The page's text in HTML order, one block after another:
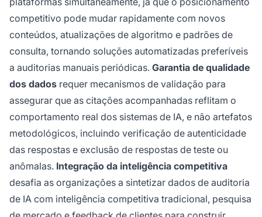
competitivo pode mudar rapidamente com novos
conteúdos, atualizações de algoritmo e padrões de
consulta, tornando soluções automatizadas preferíveis
a auditorias manuais periódicas. Garantia de qualidade
dos dados requer mecanismos de validação para
assegurar que as citações acompanhadas reflitam o
comportamento real dos sistemas de IA, e não artefatos
metodológicos, incluindo verificação de autenticidade
das respostas e exclusão de respostas de teste ou
anômalas. Integração da inteligência competitiva
desafia as organizações a sintetizar dados de auditoria
de IA com inteligência competitiva tradicional, pesquisa